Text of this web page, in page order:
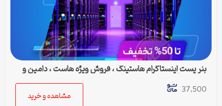
بنر پست اینستاگرام هاستینگ ، فروش ویژه هاست ، دامین و
سرور مجازی
37,500
مشاهده و خرید